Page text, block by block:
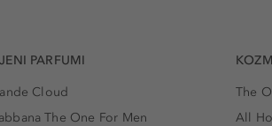
PARFUMI
Cloud
The One For Men
The
All